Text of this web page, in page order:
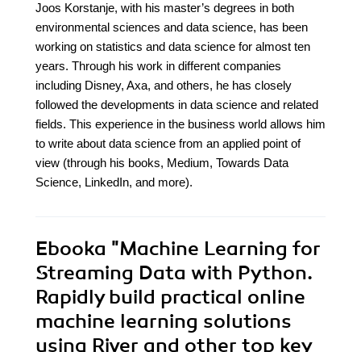
Joos Korstanje, with his master’s degrees in both
environmental sciences and data science, has been
working on statistics and data science for almost ten
years. Through his work in different companies
including Disney, Axa, and others, he has closely
followed the developments in data science and related
fields. This experience in the business world allows him
to write about data science from an applied point of
view (through his books, Medium, Towards Data
Science, LinkedIn, and more).
Ebooka "Machine Learning for
Streaming Data with Python.
Rapidly build practical online
machine learning solutions
using River and other top key